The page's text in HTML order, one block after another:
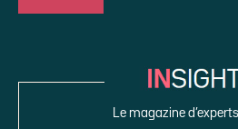
Le magazine